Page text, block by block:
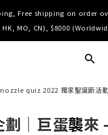
Free shipping on order
HK, MO, CN), $8000
Free shipping on order
HK, MO, CN), $8000
with selected credit cards
from selected item get 1
劃｜巨蛋襲來